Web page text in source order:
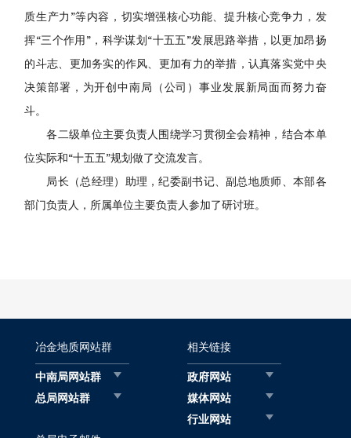
质生产力”等内容，切实增强核心功能、提升核心竞争力，发
挥“三个作用”，科学谋划“十五五”发展思路举措，以更加昂扬
的斗志、更加务实的作风、更加有力的举措，认真落实党中央
决策部署，为开创中南局（公司）事业发展新局面而努力奋
斗。
各二级单位主要负责人围绕学习贯彻全会精神，结合本单
位实际和“十五五”规划做了交流发言。
局长（总经理）助理，纪委副书记、副总地质师、本部各
部门负责人，所属单位主要负责人参加了研讨班。
冶金地质网站群
中南局网站群
总局网站群
相关链接
政府网站
媒体网站
行业网站